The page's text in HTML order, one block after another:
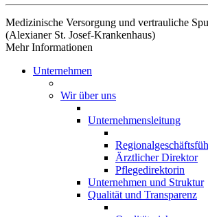
Medizinische Versorgung und vertrauliche
(Alexianer St. Josef-Krankenhaus)
Mehr Informationen​​​​​​​
Unternehmen
Wir über uns
Unternehmensleitung
Ärztlicher Direktor
Pflegedirektorin
Unternehmen und Struktur
Qualität und Transparenz